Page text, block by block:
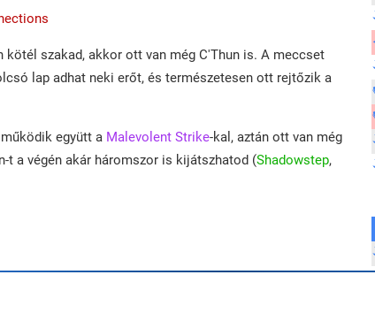
kötél szakad, akkor ott van még C'Thun is. A meccset
lap adhat neki erőt, és természetesen ott rejtőzik a
együtt a Malevolent Strike-kal, aztán ott van még
t a végén akár háromszor is kijátszhatod (Shadowstep,